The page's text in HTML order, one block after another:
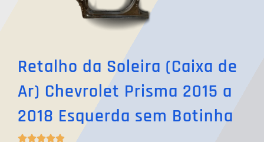
Retalho da Soleira (Caixa de
Ar) Chevrolet Prisma 2015 a
2018 Esquerda sem Botinha
